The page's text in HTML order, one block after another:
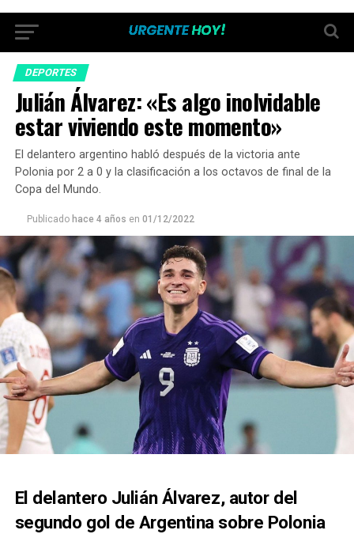
DEPORTES
Julián Álvarez: «Es algo inolvidable
estar viviendo este momento»
El delantero argentino habló después de la victoria ante
Polonia por 2 a 0 y la clasificación a los octavos de final de la
Copa del Mundo.
Publicado hace 4 años en 01/12/2022
El delantero Julián Álvarez, autor del
segundo gol de Argentina sobre Polonia